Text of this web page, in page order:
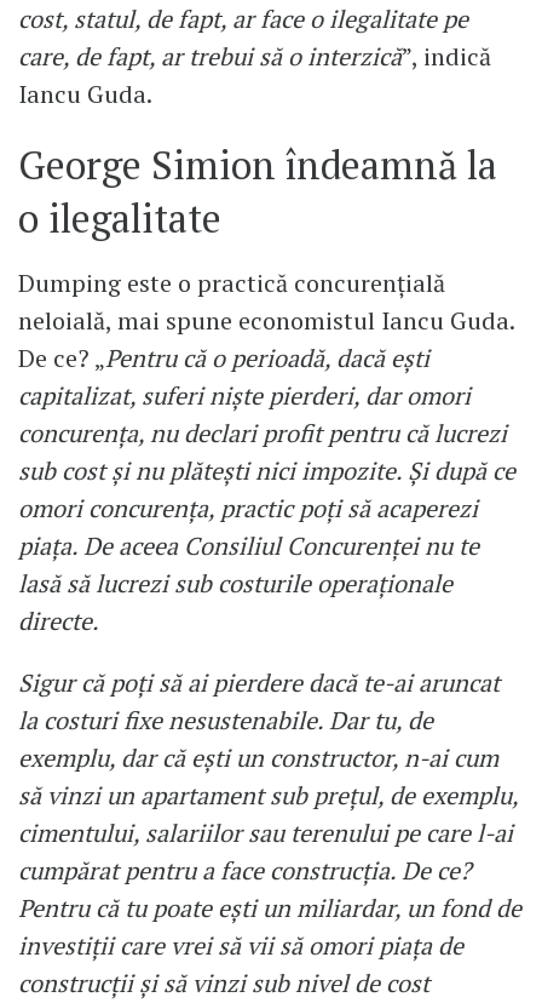
cost, statul, de fapt, ar face o ilegalitate pe
care, de fapt, ar trebui să o interzică”, indică
Iancu Guda.
George Simion îndeamnă la
o ilegalitate
Dumping este o practică concurențială
neloială, mai spune economistul Iancu Guda.
De ce? „Pentru că o perioadă, dacă ești
capitalizat, suferi niște pierderi, dar omori
concurența, nu declari profit pentru că lucrezi
sub cost și nu plătești nici impozite. Și după ce
omori concurența, practic poți să acaperezi
piața. De aceea Consiliul Concurenței nu te
lasă să lucrezi sub costurile operaționale
directe.
Sigur că poți să ai pierdere dacă te-ai aruncat
la costuri fixe nesustenabile. Dar tu, de
exemplu, dar că ești un constructor, n-ai cum
să vinzi un apartament sub prețul, de exemplu,
cimentului, salariilor sau terenului pe care l-ai
cumpărat pentru a face construcția. De ce?
Pentru că tu poate ești un miliardar, un fond de
investiții care vrei să vii să omori piața de
construcții și să vinzi sub nivel de cost